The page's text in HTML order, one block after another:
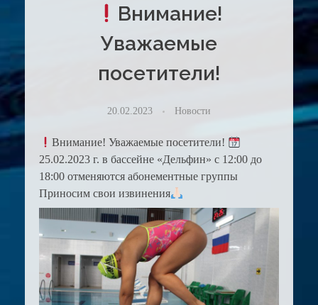
Внимание!
Уважаемые
посетители!
20.02.2023 Новости
Внимание! Уважаемые посетители!
25.02.2023 г. в бассейне «Дельфин» с 12:00 до
18:00 отменяются абонементные группы
Приносим свои извинения